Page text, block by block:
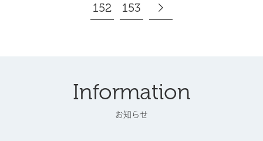
152
153
Information
お知らせ